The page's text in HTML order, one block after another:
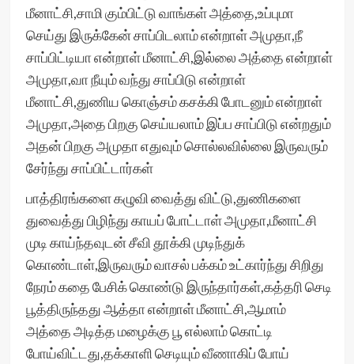
மீனாட்சி,சாமி கும்பிட்டு வாங்கள் அத்தை,உப்புமா
செய்து இருக்கேன் சாப்பிடலாம் என்றாள் அமுதா,நீ
சாப்பிட்டியா என்றாள் மீனாட்சி,இல்லை அத்தை என்றாள்
அமுதா,வா நீயும் வந்து சாப்பிடு என்றாள்
மீனாட்சி,துணிய கொஞ்சம் கசக்கி போடனும் என்றாள்
அமுதா,அதை பிறகு செய்யலாம் இப்ப சாப்பிடு என்றதும்
அதன் பிறகு அமுதா எதுவும் சொல்லவில்லை இருவரும்
சேர்ந்து சாப்பிட்டார்கள்
பாத்திரங்களை கழுவி வைத்து விட்டு,துணிகளை
துவைத்து பிழிந்து காயப் போட்டாள் அமுதா,மீனாட்சி
முடி காய்ந்தவுடன் சீவி தூக்கி முடிந்துக்
கொண்டாள்,இருவரும் வாசல் பக்கம் உட்கார்ந்து சிறிது
நேரம் கதை பேசிக் கொண்டு இருந்தார்கள்,கத்தரி செடி
பூத்திருந்தது ஆத்தா என்றாள் மீனாட்சி,ஆமாம்
அத்தை அடித்த மழைக்கு பூ எல்லாம் கொட்டி
போய்விட்டது,தக்காளி செடியும் வீணாகிப் போய்